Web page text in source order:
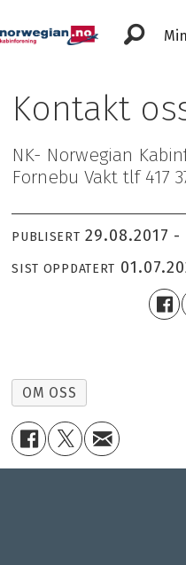
Kontakt
NK- Norwegian
Fornebu Vakt tlf 417
PUBLISERT 29.08.2017 -
SIST OPPDATERT
OM OSS